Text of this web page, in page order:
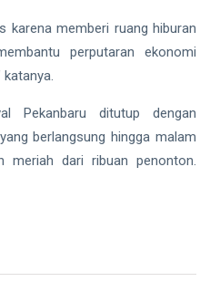
karena memberi ruang hiburan
perputaran ekonomi
katanya.
Pekanbaru ditutup dengan
berlangsung hingga malam
meriah dari ribuan penonton.